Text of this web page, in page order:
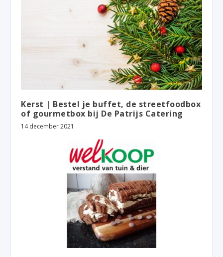
Kerst | Bestel je buffet, de streetfoodbox
of gourmetbox bij De Patrijs Catering
14 december 2021